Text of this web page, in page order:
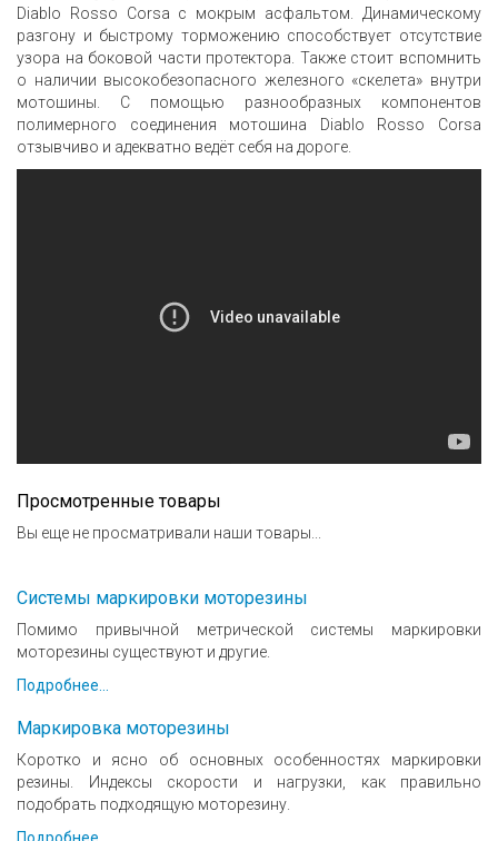
Diablo Rosso Corsa с мокрым асфальтом. Динамическому
разгону и быстрому торможению способствует отсутствие
узора на боковой части протектора. Также стоит вспомнить
о наличии высокобезопасного железного «скелета» внутри
мотошины. С помощью разнообразных компонентов
полимерного соединения мотошина Diablo Rosso Corsa
отзывчиво и адекватно ведёт себя на дороге.
Просмотренные товары
Вы еще не просматривали наши товары...
Системы маркировки моторезины
Помимо привычной метрической системы маркировки
моторезины существуют и другие.
Подробнее...
Маркировка моторезины
Коротко и ясно об основных особенностях маркировки
резины. Индексы скорости и нагрузки, как правильно
подобрать подходящую моторезину.